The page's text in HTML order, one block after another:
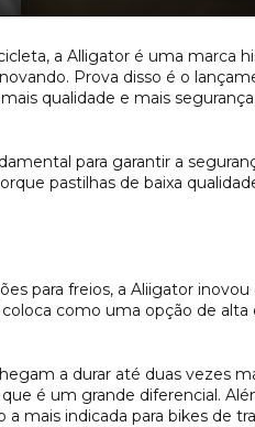
a Alligator é uma marca
Prova disso é o
qualidade e mais
para garantir a
pastilhas de baixa
para freios, a Aliigator
como uma opção de
a durar até duas vezes
é um grande diferencial.
mais indicada para bikes de